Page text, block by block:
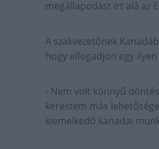
megállapodást írt alá az
A szakvezetőnek
hogy elfogadjon egy
- Nem volt könnyű
kerestem más
kiemelkedő kanadai